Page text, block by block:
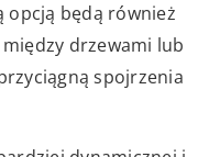
opcją będą również
drzewami lub
spojrzenia